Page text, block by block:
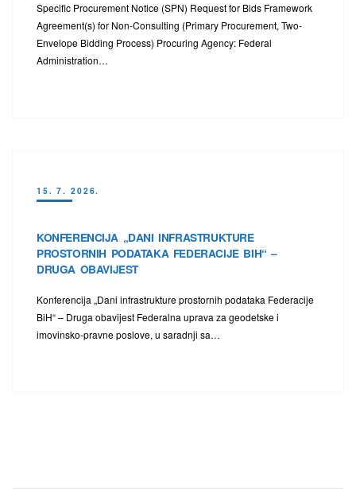
Specific Procurement Notice (SPN) Request for Bids Framework
Agreement(s) for Non-Consulting (Primary Procurement, Two-
Envelope Bidding Process) Procuring Agency: Federal
Administration…
15. 7. 2026.
KONFERENCIJA „DANI INFRASTRUKTURE
PROSTORNIH PODATAKA FEDERACIJE BIH“ –
DRUGA OBAVIJEST
Konferencija „Dani infrastrukture prostornih podataka Federacije
BiH“ – Druga obavijest Federalna uprava za geodetske i
imovinsko-pravne poslove, u saradnji sa…